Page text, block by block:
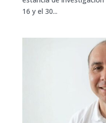
16 y el 30...